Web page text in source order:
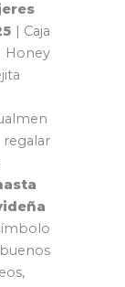
| Caja